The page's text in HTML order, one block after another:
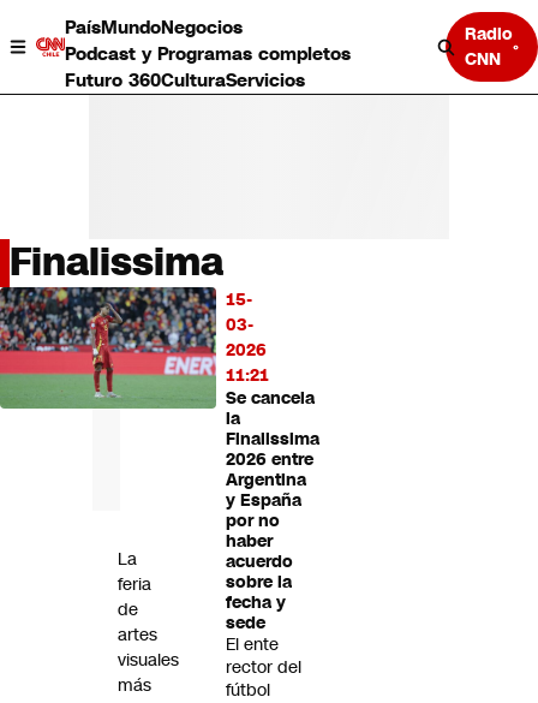
PaísMundoNegocios
Podcast y Programas completos
Futuro 360CulturaServicios
Radio
CNN
País
Mundo
Negocios
Deportes
Programas completos
Finalissima
15-
03-
2026
11:21
Se cancela
la
Finalissima
2026 entre
Argentina
y España
por no
haber
acuerdo
sobre la
fecha y
sede
El ente
rector del
fútbol
LO
MÁS
LEÍDO
La
feria
de
artes
visuales
más